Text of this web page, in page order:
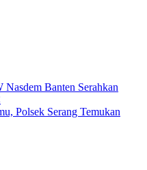
Nasdem Banten Serahkan
Polsek Serang Temukan